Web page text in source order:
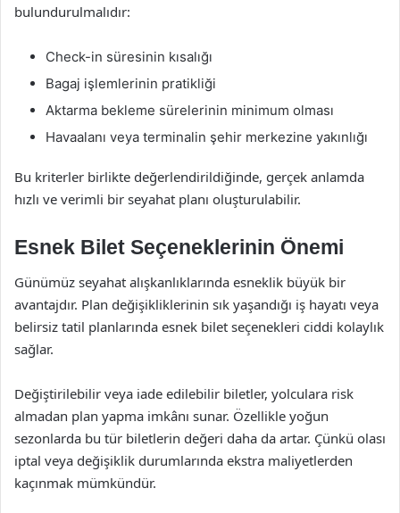
bulundurulmalıdır:
Check-in süresinin kısalığı
Bagaj işlemlerinin pratikliği
Aktarma bekleme sürelerinin minimum olması
Havaalanı veya terminalin şehir merkezine yakınlığı
Bu kriterler birlikte değerlendirildiğinde, gerçek anlamda
hızlı ve verimli bir seyahat planı oluşturulabilir.
Esnek Bilet Seçeneklerinin Önemi
Günümüz seyahat alışkanlıklarında esneklik büyük bir
avantajdır. Plan değişikliklerinin sık yaşandığı iş hayatı veya
belirsiz tatil planlarında esnek bilet seçenekleri ciddi kolaylık
sağlar.
Değiştirilebilir veya iade edilebilir biletler, yolculara risk
almadan plan yapma imkânı sunar. Özellikle yoğun
sezonlarda bu tür biletlerin değeri daha da artar. Çünkü olası
iptal veya değişiklik durumlarında ekstra maliyetlerden
kaçınmak mümkündür.